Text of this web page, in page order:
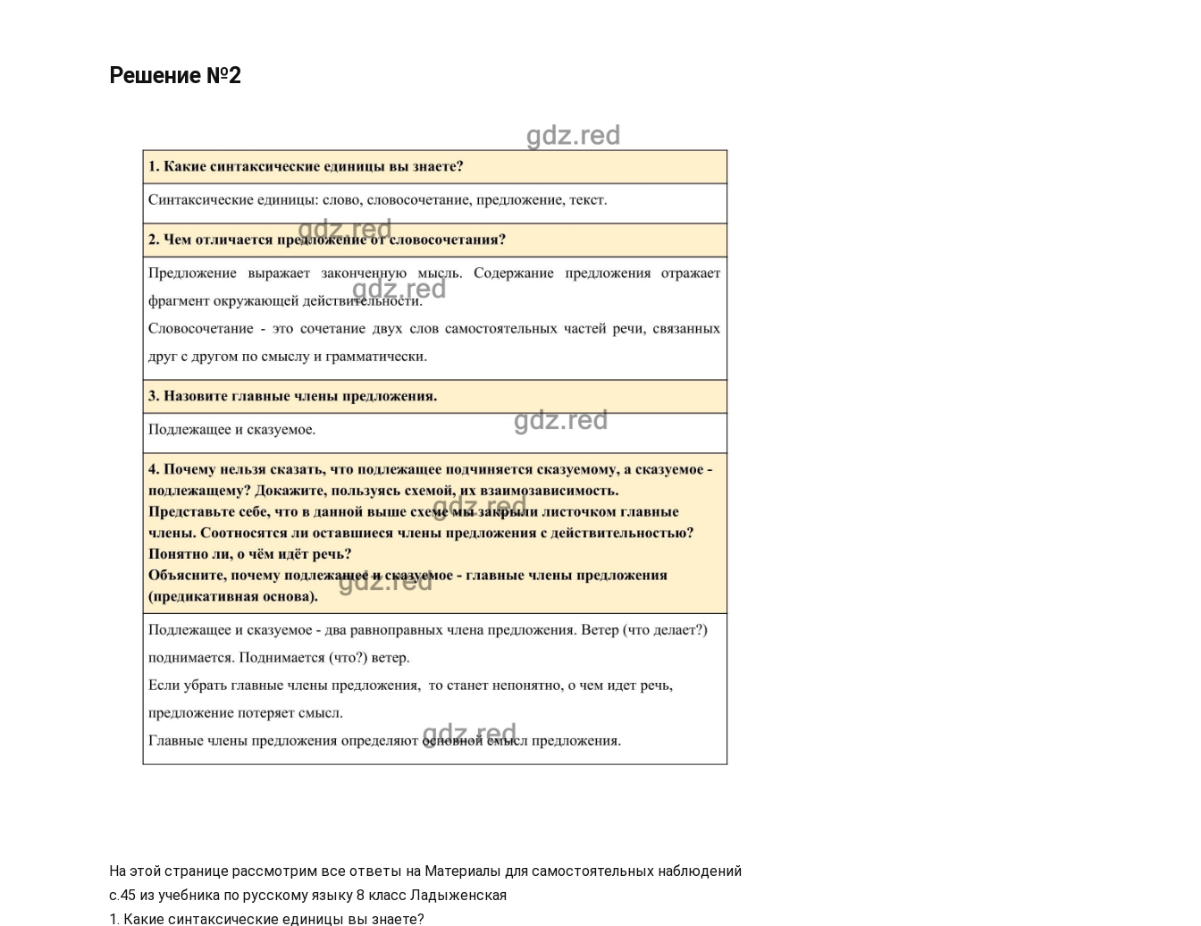
Решение №2
На этой странице рассмотрим все ответы на Материалы для самостоятельных наблюдений
с.45 из учебника по русскому языку 8 класс Ладыженская
1. Какие синтаксические единицы вы знаете?